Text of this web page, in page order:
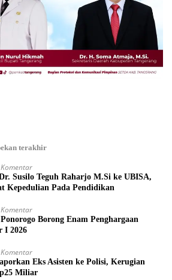
terakhir
Susilo Teguh Raharjo M.Si ke UBISA,
Kepedulian Pada Pendidikan
Borong Enam Penghargaan
I 2026
Eks Asisten ke Polisi, Kerugian
Miliar